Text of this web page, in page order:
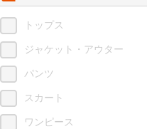
トップス
ジャケット・アウター
パンツ
スカート
ワンピース